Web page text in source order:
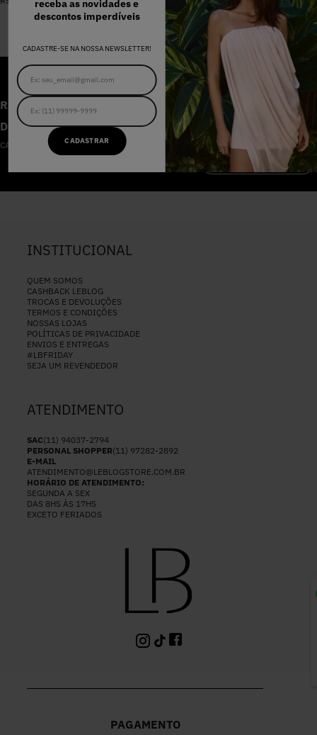
receba as novidades e
descontos imperdíveis
CADASTRE-SE NA NOSSA NEWSLETTER!
CADASTRAR
RECEBA AS NOVIDADES E
DESCONTOS IMPERDÍVEIS
CADASTRE-SE NA NOSSA NEWSLETTER
CADASTRAR
INSTITUCIONAL
QUEM SOMOS
CASHBACK LEBLOG
TROCAS E DEVOLUÇÕES
TERMOS E CONDIÇÕES
NOSSAS LOJAS
POLÍTICAS DE PRIVACIDADE
ENVIOS E ENTREGAS
#LBFRIDAY
SEJA UM REVENDEDOR
ATENDIMENTO
SAC(11) 94037-2794
PERSONAL SHOPPER(11) 97282-2892
E-MAIL
ATENDIMENTO@LEBLOGSTORE.COM.BR
HORÁRIO DE ATENDIMENTO:
SEGUNDA A SEX
DAS 8HS ÀS 17HS
EXCETO FERIADOS
PAGAMENTO